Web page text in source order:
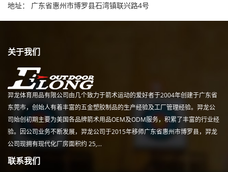
地址： 广东省惠州市博罗县石湾镇联兴路4号
关于我们
羿龙体育用品有限公司由几个致力于箭术运动的爱好者于2004年创建于广东省
东莞市，创始人有着丰富的五金塑胶制品的生产经验及工厂管理经验。羿龙公
司始创初期主要为美国各品牌箭术用品OEM及ODM服务，积累了丰富的行业经
验。因公司业务不断发展，羿龙公司于2015年移师广东省惠州市博罗县，羿龙
公司现拥有现代化厂房面积约 25,...
联系我们